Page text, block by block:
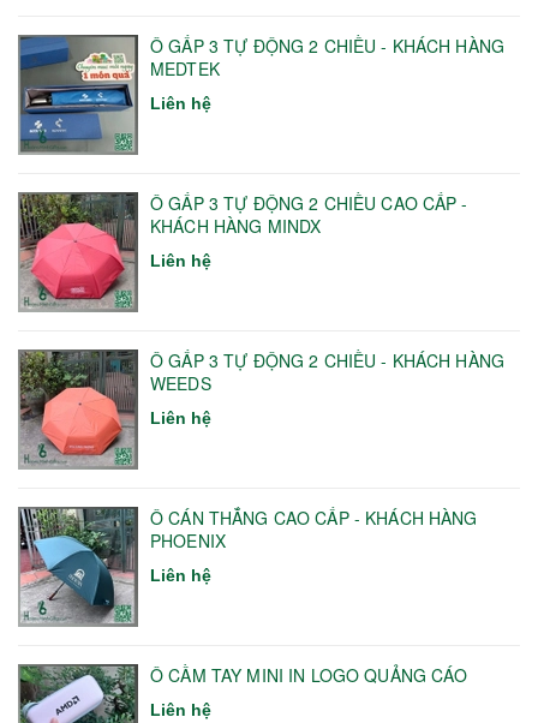
Ô GẤP 3 TỰ ĐỘNG 2 CHIỀU - KHÁCH HÀNG
MEDTEK
Liên hệ
Ô GẤP 3 TỰ ĐỘNG 2 CHIỀU CAO CẤP -
KHÁCH HÀNG MINDX
Liên hệ
Ô GẤP 3 TỰ ĐỘNG 2 CHIỀU - KHÁCH HÀNG
WEEDS
Liên hệ
Ô CÁN THẲNG CAO CẤP - KHÁCH HÀNG
PHOENIX
Liên hệ
Ô CẦM TAY MINI IN LOGO QUẢNG CÁO
Liên hệ